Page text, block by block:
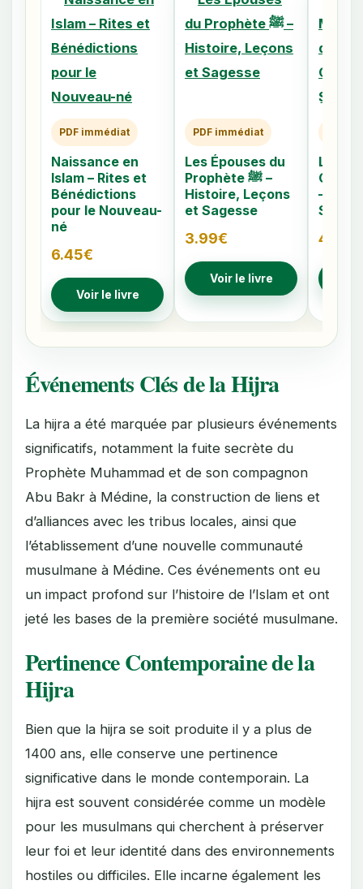
PDF immédiat
Naissance en
Islam – Rites et
Bénédictions
pour le Nouveau-
né
6.45€
Voir le livre
PDF immédiat
Les Épouses du
Prophète ﷺ –
Histoire, Leçons
et Sagesse
3.99€
Voir le livre
Les
–
4.79
Événements Clés de la Hijra
La hijra a été marquée par plusieurs événements
significatifs, notamment la fuite secrète du
Prophète Muhammad et de son compagnon
Abu Bakr à Médine, la construction de liens et
d’alliances avec les tribus locales, ainsi que
l’établissement d’une nouvelle communauté
musulmane à Médine. Ces événements ont eu
un impact profond sur l’histoire de l’Islam et ont
jeté les bases de la première société musulmane.
Pertinence Contemporaine de la
Hijra
Bien que la hijra se soit produite il y a plus de
1400 ans, elle conserve une pertinence
significative dans le monde contemporain. La
hijra est souvent considérée comme un modèle
pour les musulmans qui cherchent à préserver
leur foi et leur identité dans des environnements
hostiles ou difficiles. Elle incarne également les